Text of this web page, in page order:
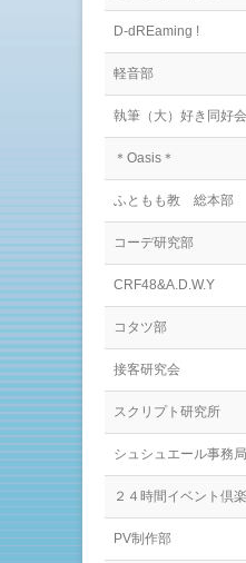
D-dREaming !
軽音部
執筆（大）好き同好会
＊Oasis＊
ふともも教 総本部
コーデ研究部
CRF48&A.D.W.Y
コタツ部
接客研究会
スクリプト研究所
シュシュエール事務局
２４時間イベント倶
PV制作部